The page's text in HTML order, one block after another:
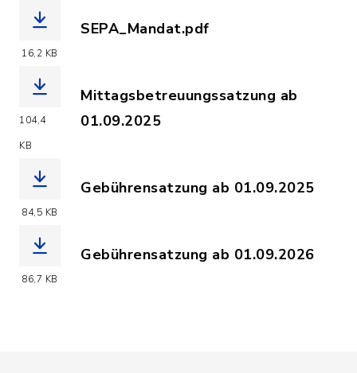
16,2 KB
SEPA_Mandat.pdf
104,4
KB
Mittagsbetreuungssatzung ab
01.09.2025
84,5 KB
Gebührensatzung ab 01.09.2025
86,7 KB
Gebührensatzung ab 01.09.2026